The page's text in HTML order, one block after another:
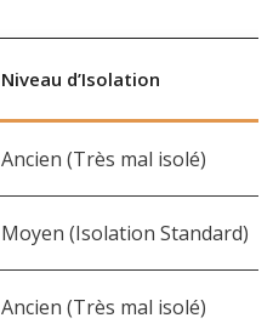
Niveau d’Isolation
Ancien (Très mal isolé)
Moyen (Isolation Standard)
Ancien (Très mal isolé)